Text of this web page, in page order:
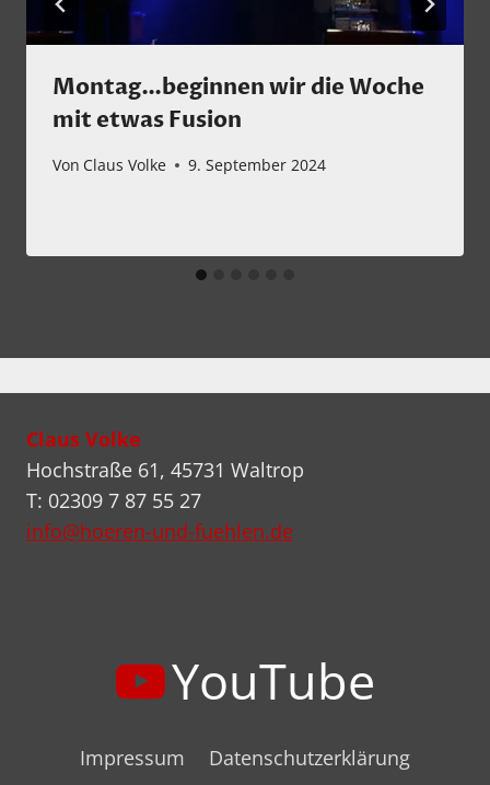
Montag…beginnen wir die Woche
mit etwas Fusion
Von Claus Volke 9. September 2024
Claus Volke
Hochstraße 61, 45731 Waltrop
T: 02309 7 87 55 27
info@hoeren-und-fuehlen.de
YouTube
Impressum Datenschutzerklärung